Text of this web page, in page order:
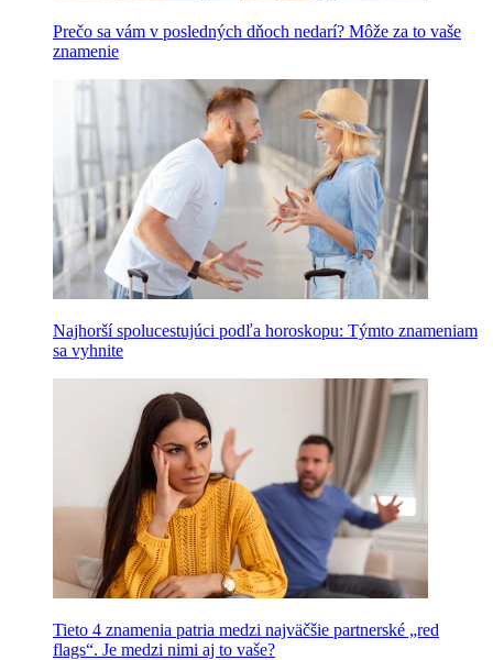
Prečo sa vám v posledných dňoch nedarí? Môže za to vaše
znamenie
Najhorší spolucestujúci podľa horoskopu: Týmto znameniam
sa vyhnite
Tieto 4 znamenia patria medzi najväčšie partnerské „red
flags“. Je medzi nimi aj to vaše?